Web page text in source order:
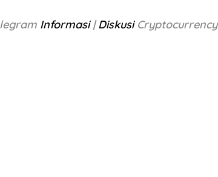
Informasi|DiskusiCryptocurrency